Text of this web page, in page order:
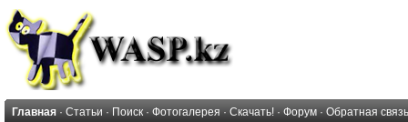
Главная · Статьи · Поиск · Фотогалерея · Скачать! · Форум · Обратная связь